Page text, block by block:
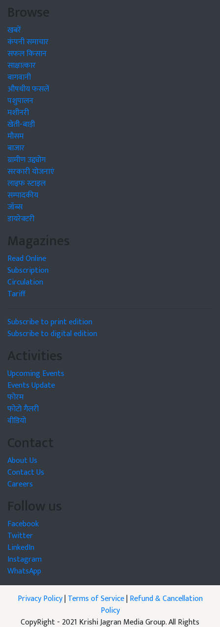
Browse
खबरें
कंपनी समाचार
सफल किसान
साक्षात्कार
बागवानी
औषधीय फसलें
पशुपालन
मशीनरी
खेती-बाड़ी
मौसम
बाजार
ग्रामीण उद्द्योग
सरकारी योजनाएं
लाइफ स्टाइल
सम्पादकीय
जॉब्स
डायरेक्टरी
Magazines
Read Online
Subscription
Circulation
Tariff
Subscribe to print edition
Subscribe to digital edition
Activities
Upcoming Events
Events Update
फोरम
फोटो गैलरी
वीडियो
Contact
About Us
Contact Us
Careers
Follow us
Facebook
Twitter
LinkedIn
Instagram
WhatsApp
Privacy Policy|Terms of Service|Refund & Cancellation
Policy
CopyRight - 2021 Krishi Jagran Media Group. All Rights